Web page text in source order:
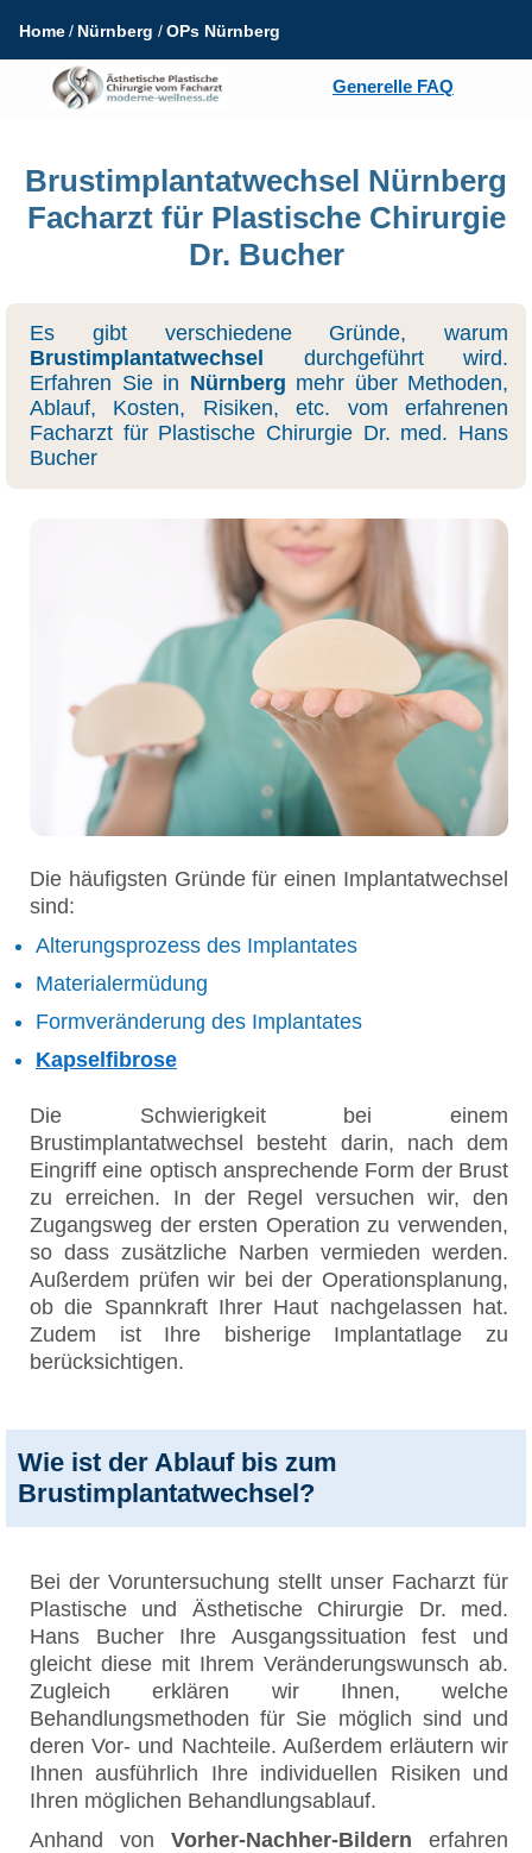
Generelle FAQ
Home Nürnberg OPs Nürnberg
Brustimplantatwechsel Nürnberg
Facharzt für Plastische Chirurgie
Dr. Bucher
Es gibt verschiedene Gründe, warum
Brustimplantatwechsel
durchgeführt wird.
Erfahren Sie in Nürnberg mehr über Methoden,
Ablauf, Kosten, Risiken, etc. vom erfahrenen
Facharzt für Plastische Chirurgie Dr. med. Hans
Bucher
Die häufigsten Gründe für einen Implantatwechsel
sind:
Alterungsprozess des Implantates
Materialermüdung
Formveränderung des Implantates
Kapselfibrose
Die Schwierigkeit bei einem
Brustimplantatwechsel besteht darin, nach dem
Eingriff eine optisch ansprechende Form der Brust
zu erreichen. In der Regel versuchen wir, den
Zugangsweg der ersten Operation zu verwenden,
so dass zusätzliche Narben vermieden werden.
Außerdem prüfen wir bei der Operationsplanung,
ob die Spannkraft Ihrer Haut nachgelassen hat.
Zudem ist Ihre bisherige Implantatlage zu
berücksichtigen.
Wie ist der Ablauf bis zum
Brustimplantatwechsel?
Bei der Voruntersuchung stellt unser Facharzt für
Plastische und Ästhetische Chirurgie Dr. med.
Hans Bucher Ihre Ausgangssituation fest und
gleicht diese mit Ihrem Veränderungswunsch ab.
Zugleich erklären wir Ihnen, welche
Behandlungsmethoden für Sie möglich sind und
deren Vor- und Nachteile. Außerdem erläutern wir
Ihnen ausführlich Ihre individuellen Risiken und
Ihren möglichen Behandlungsablauf.
Anhand von Vorher-Nachher-Bildern erfahren